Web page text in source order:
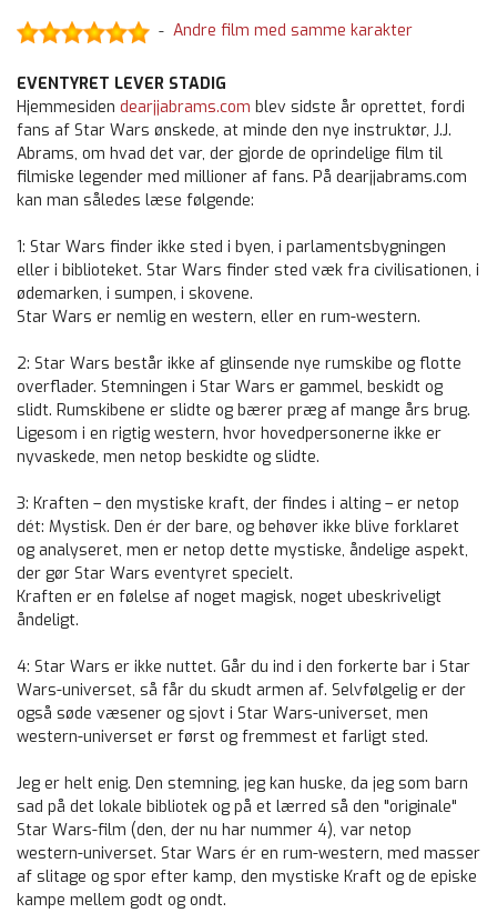
- Andre film med samme karakter
EVENTYRET LEVER STADIG
Hjemmesiden dearjjabrams.com blev sidste år oprettet, fordi
fans af Star Wars ønskede, at minde den nye instruktør, J.J.
Abrams, om hvad det var, der gjorde de oprindelige film til
filmiske legender med millioner af fans. På dearjjabrams.com
kan man således læse følgende:
1: Star Wars finder ikke sted i byen, i parlamentsbygningen
eller i biblioteket. Star Wars finder sted væk fra civilisationen, i
ødemarken, i sumpen, i skovene.
Star Wars er nemlig en western, eller en rum-western.
2: Star Wars består ikke af glinsende nye rumskibe og flotte
overflader. Stemningen i Star Wars er gammel, beskidt og
slidt. Rumskibene er slidte og bærer præg af mange års brug.
Ligesom i en rigtig western, hvor hovedpersonerne ikke er
nyvaskede, men netop beskidte og slidte.
3: Kraften – den mystiske kraft, der findes i alting – er netop
dét: Mystisk. Den ér der bare, og behøver ikke blive forklaret
og analyseret, men er netop dette mystiske, åndelige aspekt,
der gør Star Wars eventyret specielt.
Kraften er en følelse af noget magisk, noget ubeskriveligt
åndeligt.
4: Star Wars er ikke nuttet. Går du ind i den forkerte bar i Star
Wars-universet, så får du skudt armen af. Selvfølgelig er der
også søde væsener og sjovt i Star Wars-universet, men
western-universet er først og fremmest et farligt sted.
Jeg er helt enig. Den stemning, jeg kan huske, da jeg som barn
sad på det lokale bibliotek og på et lærred så den "originale"
Star Wars-film (den, der nu har nummer 4), var netop
western-universet. Star Wars ér en rum-western, med masser
af slitage og spor efter kamp, den mystiske Kraft og de episke
kampe mellem godt og ondt.